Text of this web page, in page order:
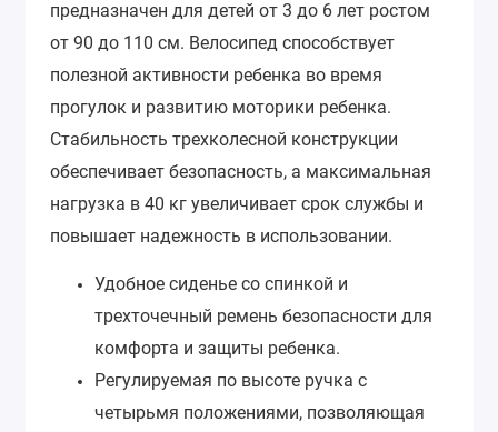
предназначен для детей от 3 до 6 лет ростом
от 90 до 110 см. Велосипед способствует
полезной активности ребенка во время
прогулок и развитию моторики ребенка.
Стабильность трехколесной конструкции
обеспечивает безопасность, а максимальная
нагрузка в 40 кг увеличивает срок службы и
повышает надежность в использовании.
Удобное сиденье со спинкой и
трехточечный ремень безопасности для
комфорта и защиты ребенка.
Регулируемая по высоте ручка с
четырьмя положениями, позволяющая